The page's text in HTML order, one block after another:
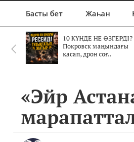
Басты бет Жаһан
10 КҮНДЕ НЕ ӨЗГЕРДІ?
Покровск маңындағы
қасап, дрон соғ..
«Эйр